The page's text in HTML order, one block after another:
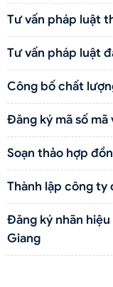
Tư vấn pháp luật
Tư vấn pháp luật
Công bố chất
Đăng ký mã số
Soạn thảo hợp
Thành lập công ty
Đăng ký nhãn
Giang